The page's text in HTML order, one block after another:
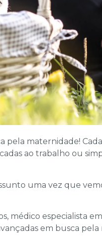
pela maternidade!
ao trabalho ou
uma vez que
médico especialista
em busca pela